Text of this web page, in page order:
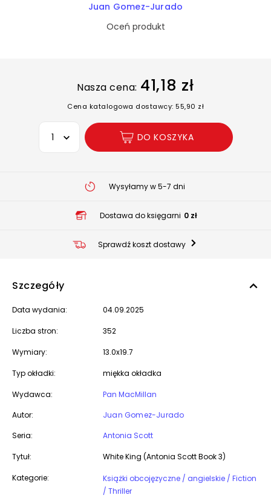
Juan Gomez-Jurado
Oceń produkt
Nasza cena: 41,18 zł
Cena katalogowa dostawcy: 55,90 zł
Wybierz opcję
DO KOSZYKA
Wysyłamy w 5-7 dni
Dostawa do księgarni 0 zł
Sprawdź koszt dostawy
Szczegóły
Data wydania: 04.09.2025
Liczba stron: 352
Wymiary: 13.0x19.7
Typ okładki: miękka okładka
Wydawca:
Pan MacMillan
Autor:
Juan Gomez-Jurado
Seria:
Antonia Scott
Tytuł: White King (Antonia Scott Book 3)
Kategorie:
Książki obcojęzyczne / angielskie / Fiction
/ Thriller